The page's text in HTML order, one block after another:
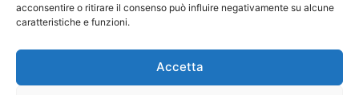
acconsentire o ritirare il consenso può influire negativamente su alcune
caratteristiche e funzioni.
Accetta